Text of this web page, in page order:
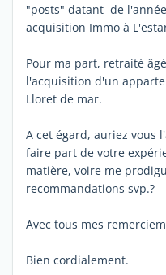
"posts" datant de
acquisition Immo à
Pour ma part, retraité
l'acquisition d'un
Lloret de mar.
A cet égard, auriez vous
faire part de votre
matière, voire me
recommandations svp.?
Avec tous mes
Bien cordialement.